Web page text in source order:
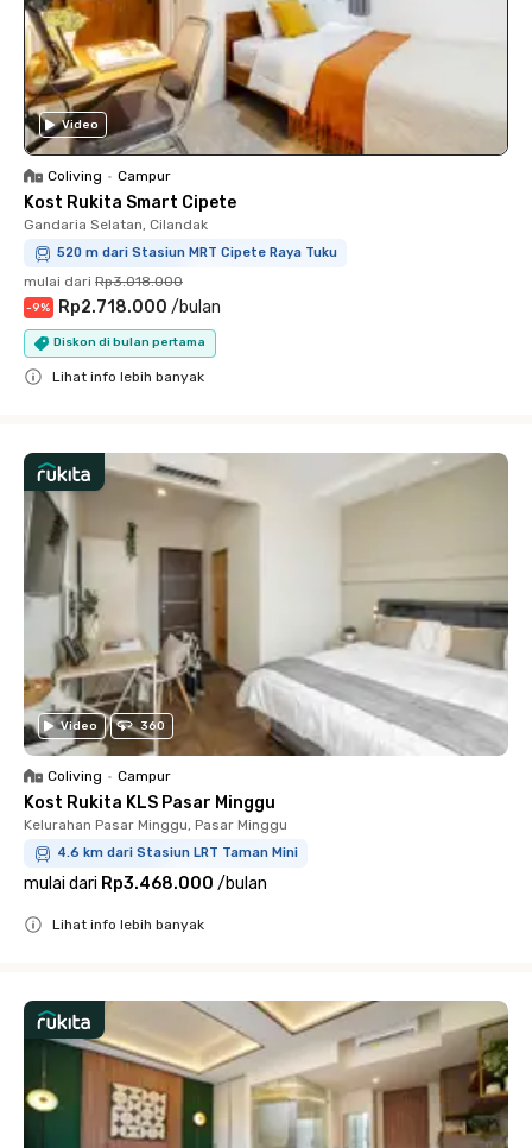
Video
Coliving • Campur
Kost Rukita Smart Cipete
Gandaria Selatan, Cilandak
520 m dari Stasiun MRT Cipete Raya Tuku
mulai dari Rp3.018.000
-9% Rp2.718.000 /bulan
Diskon di bulan pertama
Lihat info lebih banyak
Video 360
Coliving • Campur
Kost Rukita KLS Pasar Minggu
Kelurahan Pasar Minggu, Pasar Minggu
4.6 km dari Stasiun LRT Taman Mini
mulai dari Rp3.468.000 /bulan
Lihat info lebih banyak